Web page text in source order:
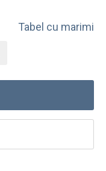
Tabel cu marimi